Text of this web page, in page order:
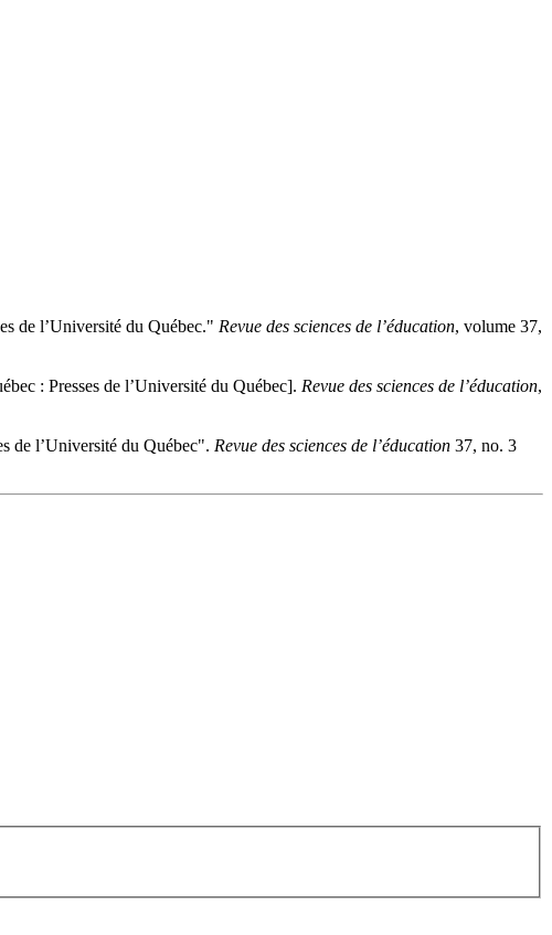
de l’Université du Québec." Revue des sciences de l’éducation, volume 37,
: Presses de l’Université du Québec]. Revue des sciences de l’éducation,
de l’Université du Québec". Revue des sciences de l’éducation 37, no. 3